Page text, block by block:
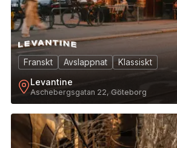
Franskt Avslappnat
Klassiskt
Levantine
Aschebergsgatan 22, Göteborg